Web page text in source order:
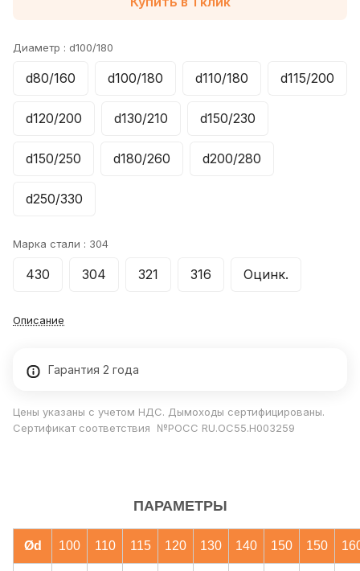
Диаметр : d100/180
d80/160 d100/180 d110/180 d115/200
d120/200 d130/210 d150/230
d150/250 d180/260 d200/280
d250/330
Марка стали : 304
430 304 321 316 Оцинк.
Описание
Гарантия 2 года
Цены указаны с учетом НДС. Дымоходы сертифицированы.
Сертификат соответствия №РОСС RU.ОС55.Н003259
ПАРАМЕТРЫ
Ød 100 110 115 120 130 140 150 150